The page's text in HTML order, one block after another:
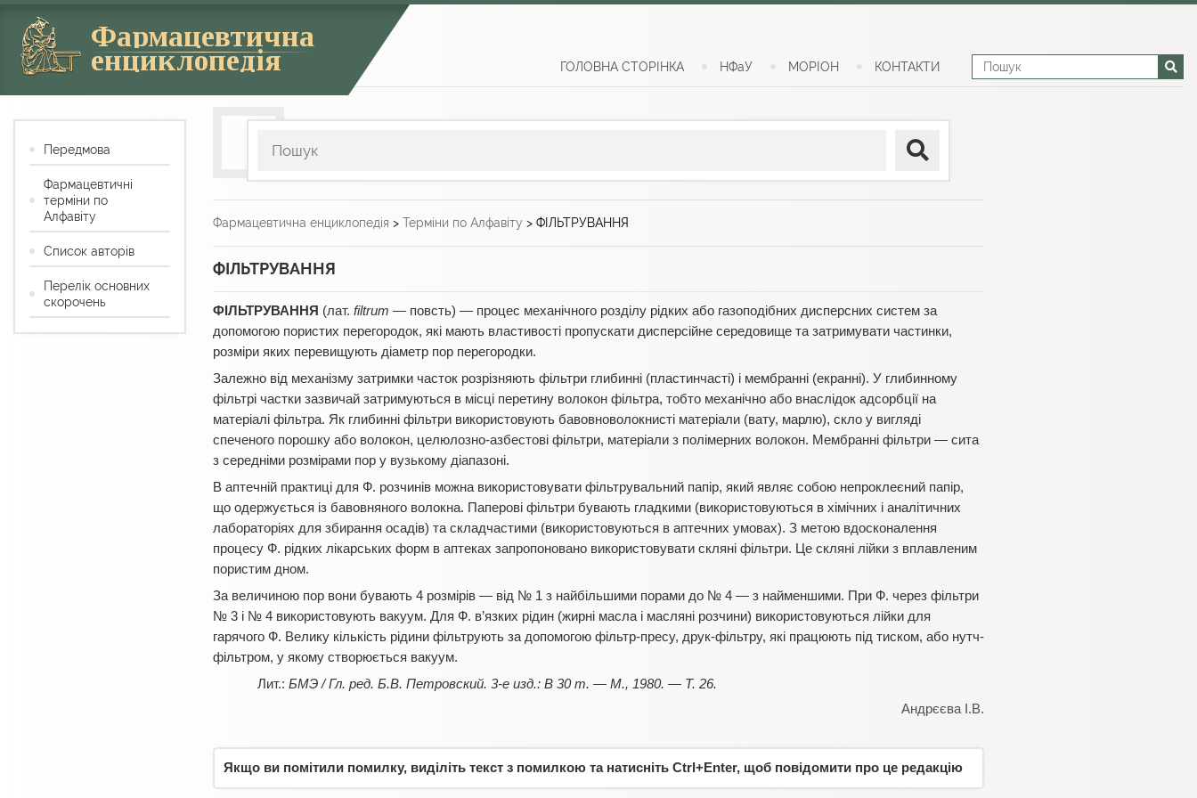
Фармацевтична
енциклопедія ГОЛОВНА СТОРІНКА НФаУ МОРІОН КОНТАКТИ
Фармацевтична енциклопедія > Терміни по Алфавіту > ФІЛЬТРУВАННЯ
ФІЛЬТРУВАННЯ
ФІЛЬТРУВАННЯ (лат. filtrum — повсть) — процес механічного розділу рідких або газоподібних дисперсних систем за
допомогою пористих перегородок, які мають властивості пропускати дисперсійне середовище та затримувати частинки,
розміри яких перевищують діаметр пор перегородки.
Залежно від механізму затримки часток розрізняють фільтри глибинні (пластинчасті) і мембранні (екранні). У глибинному
фільтрі частки зазвичай затримуються в місці перетину волокон фільтра, тобто механічно або внаслідок адсорбції на
матеріалі фільтра. Як глибинні фільтри використовують бавовноволокнисті матеріали (вату, марлю), скло у вигляді
спеченого порошку або волокон, целюлозно-азбестові фільтри, матеріали з полімерних волокон. Мембранні фільтри — сита
з середніми розмірами пор у вузькому діапазоні.
В аптечній практиці для Ф. розчинів можна використовувати фільтрувальний папір, який являє собою непроклеєний папір,
що одержується із бавовняного волокна. Паперові фільтри бувають гладкими (використовуються в хімічних і аналітичних
лабораторіях для збирання осадів) та складчастими (використовуються в аптечних умовах). З метою вдосконалення
процесу Ф. рідких лікарських форм в аптеках запропоновано використовувати скляні фільтри. Це скляні лійки з вплавленим
пористим дном.
За величиною пор вони бувають 4 розмірів — від № 1 з найбільшими порами до № 4 — з найменшими. При Ф. через фільтри
№ 3 і № 4 використовують вакуум. Для Ф. в’язких рідин (жирні масла і масляні розчини) використовуються лійки для
гарячого Ф. Велику кількість рідини фільтрують за допомогою фільтр-пресу, друк-фільтру, які працюють під тиском, або нутч-
фільтром, у якому створюється вакуум.
БМЭ / Гл. ред. Б.В. Петровский. 3-е изд.: В 30 т. — М., 1980. — Т. 26.
Андрєєва І.В.
Якщо ви помітили помилку, виділіть текст з помилкою та натисніть Ctrl+Enter, щоб повідомити про це редакцію
Передмова
Фармацевтичні
терміни по
Алфавіту
Список авторів
Перелік основних
скорочень